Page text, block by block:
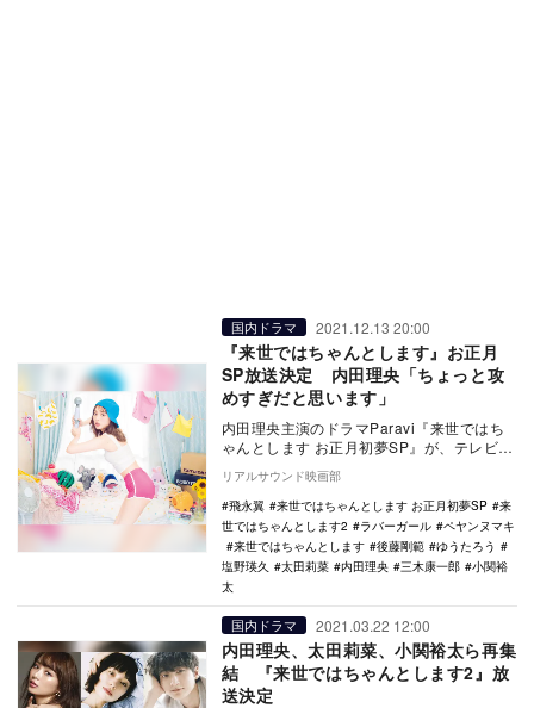
国内ドラマ 2021.12.13 20:00
『来世ではちゃんとします』お正月
SP放送決定 内田理央「ちょっと攻
めすぎだと思います」
内田理央主演のドラマParavi『来世ではち
ゃんとします お正月初夢SP』が、テレビ東
京で12月31日深夜24時50分からテレビ…
リアルサウンド映画部
飛永翼
来世ではちゃんとします お正月初夢SP
来
世ではちゃんとします2
ラバーガール
ペヤンヌマキ
来世ではちゃんとします
後藤剛範
ゆうたろう
塩野瑛久
太田莉菜 内田理央 三木康一郎
小関裕
太
国内ドラマ 2021.03.22 12:00
内田理央、太田莉菜、小関裕太ら再集
結 『来世ではちゃんとします2』放
送決定